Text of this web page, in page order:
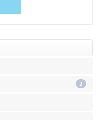
2